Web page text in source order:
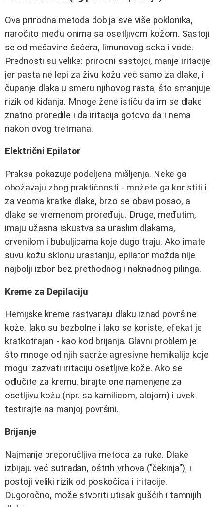
Ova prirodna metoda dobija sve više poklonika,
naročito među onima sa osetljivom kožom. Sastoji
se od mešavine šećera, limunovog soka i vode.
Prednosti su velike: prirodni sastojci, manje iritacije
jer pasta ne lepi za živu kožu već samo za dlake, i
čupanje dlaka u smeru njihovog rasta, što smanjuje
rizik od kidanja. Mnoge žene ističu da im se dlake
znatno proredile i da iritacija gotovo da i nema
nakon ovog tretmana.
Električni Epilator
Praksa pokazuje podeljena mišljenja. Neke ga
obožavaju zbog praktičnosti - možete ga koristiti i
za veoma kratke dlake, brzo se obavi posao, a
dlake se vremenom proređuju. Druge, međutim,
imaju užasna iskustva sa uraslim dlakama,
crvenilom i bubuljicama koje dugo traju. Ako imate
suvu kožu sklonu urastanju, epilator možda nije
najbolji izbor bez prethodnog i naknadnog pilinga.
Kreme za Depilaciju
Hemijske kreme rastvaraju dlaku iznad površine
kože. Iako su bezbolne i lako se koriste, efekat je
kratkotrajan - kao kod brijanja. Glavni problem je
što mnoge od njih sadrže agresivne hemikalije koje
mogu izazvati iritaciju osetljive kože. Ako se
odlučite za kremu, birajte one namenjene za
osetljivu kožu (npr. sa kamilicom, alojom) i uvek
testirajte na manjoj površini.
Brijanje
Najmanje preporučljiva metoda za ruke. Dlake
izbijaju već sutradan, oštrih vrhova ("čekinja"), i
postoji veliki rizik od poskočica i iritacije.
Dugoročno, može stvoriti utisak gušćih i tamnijih